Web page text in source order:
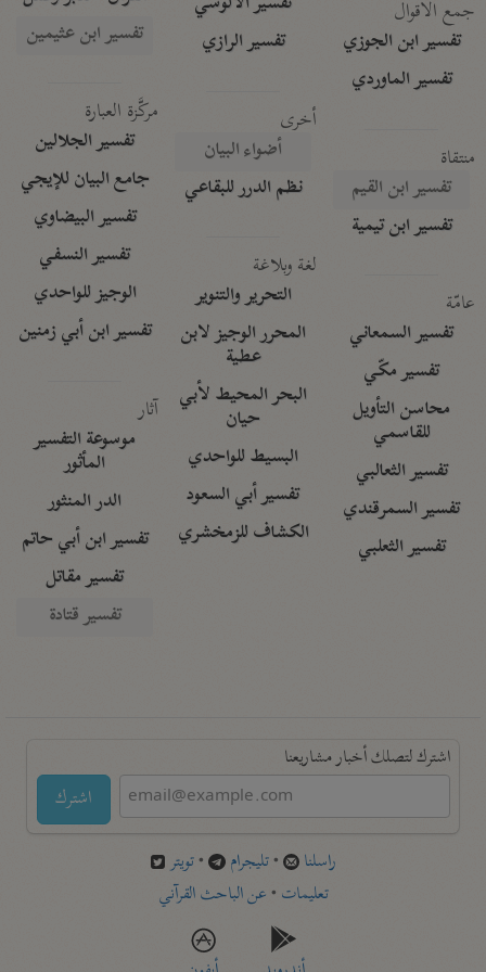
جمع الأقوال
تفسير ابن الجوزي
تفسير الماوردي
منتقاة
تفسير ابن القيم
تفسير ابن تيمية
عامّة
تفسير السمعاني
تفسير مكّي
محاسن التأويل
للقاسمي
تفسير الثعالبي
تفسير السمرقندي
تفسير الثعلبي
تفسير الرازي
أخرى
أضواء البيان
نظم الدرر للبقاعي
لغة وبلاغة
التحرير والتنوير
المحرر الوجيز لابن
عطية
البحر المحيط لأبي
حيان
البسيط للواحدي
تفسير أبي السعود
الكشاف للزمخشري
تفسير ابن عثيمين
مركَّزة العبارة
تفسير الجلالين
جامع البيان للإيجي
تفسير البيضاوي
تفسير النسفي
الوجيز للواحدي
تفسير ابن أبي زمنين
آثار
موسوعة التفسير
المأثور
الدر المنثور
تفسير ابن أبي حاتم
تفسير مقاتل
تفسير قتادة
اشترك لتصلك أخبار مشاريعنا
اشترك
راسلنا •تليجرام •تويتر
تعليمات •عن الباحث القرآني